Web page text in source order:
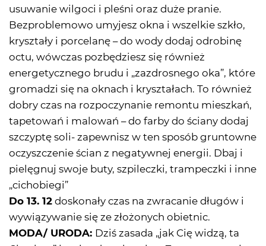
usuwanie wilgoci i pleśni oraz duże pranie.
Bezproblemowo umyjesz okna i wszelkie szkło,
kryształy i porcelanę – do wody dodaj odrobinę
octu, wówczas pozbędziesz się również
energetycznego brudu i „zazdrosnego oka”, które
gromadzi się na oknach i kryształach. To również
dobry czas na rozpoczynanie remontu mieszkań,
tapetowań i malowań – do farby do ściany dodaj
szczyptę soli- zapewnisz w ten sposób gruntowne
oczyszczenie ścian z negatywnej energii. Dbaj i
pielęgnuj swoje buty, szpileczki, trampeczki i inne
„cichobiegi”
Do 13. 12 doskonały czas na zwracanie długów i
wywiązywanie się ze złożonych obietnic.
MODA/ URODA: Dziś zasada „jak Cię widzą, ta